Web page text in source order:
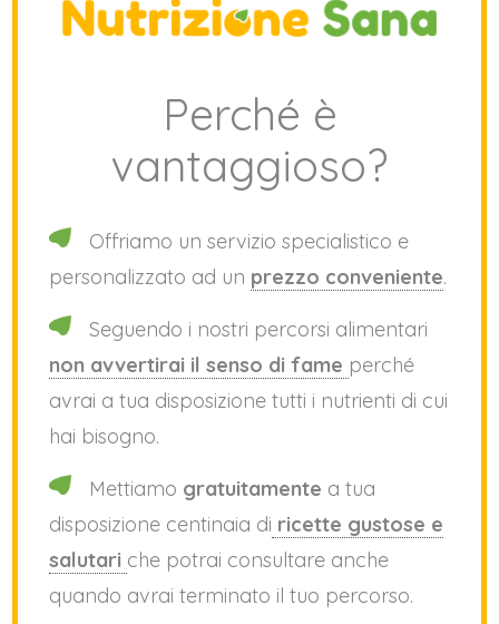
Perché è
vantaggioso?
Offriamo un servizio specialistico e
personalizzato ad un prezzo conveniente.
Seguendo i nostri percorsi alimentari
non avvertirai il senso di fame perché
avrai a tua disposizione tutti i nutrienti di cui
hai bisogno.
Mettiamo gratuitamente a tua
disposizione centinaia di ricette gustose e
salutari che potrai consultare anche
quando avrai terminato il tuo percorso.